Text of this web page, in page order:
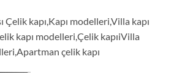
Çelik kapı,Kapı modelleri,Villa kapı
kapı modelleri,Çelik kapıiVilla
çelik kapı